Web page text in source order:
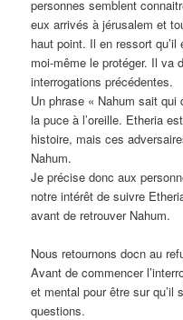
personnes semblent
eux arrivés à jérusalem et
haut point. Il en ressort
moi-même le protéger. Il va
interrogations précédentes.
Un phrase « Nahum sait
la puce à l’oreille. Etheria
histoire, mais ces
Nahum.
Je précise donc aux
notre intérêt de suivre
avant de retrouver Nahum.
Nous retournons docn au
Avant de commencer
et mental pour être sur qu’il
questions.